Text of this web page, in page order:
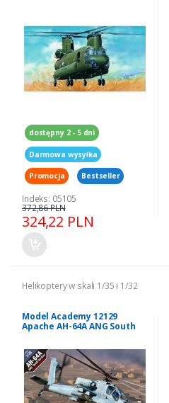
dostępny 2 - 5 dni
Darmowa wysyłka
Promocja Bestseller
Indeks: 05105
324,22 PLN
372,86 PLN
Helikoptery w skali 1/35 i 1/32
Model Academy 12129
Apache AH-64A ANG South